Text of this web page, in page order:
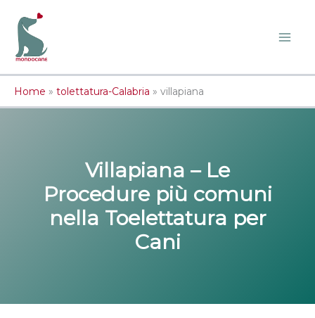
contenuto
Home » tolettatura-Calabria » villapiana
Villapiana – Le
Procedure più comuni
nella Toelettatura per
Cani